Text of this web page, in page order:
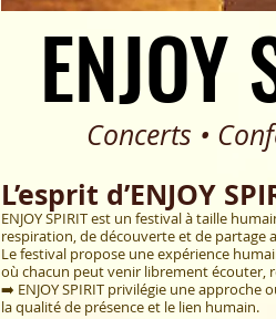
Concerts •
L’esprit d’ENJOY
ENJOY SPIRIT est un festival à taille
respiration, de découverte et de partage
Le festival propose une expérience
où chacun peut venir librement écouter,
➡️ ENJOY SPIRIT privilégie une approche
la qualité de présence et le lien humain.